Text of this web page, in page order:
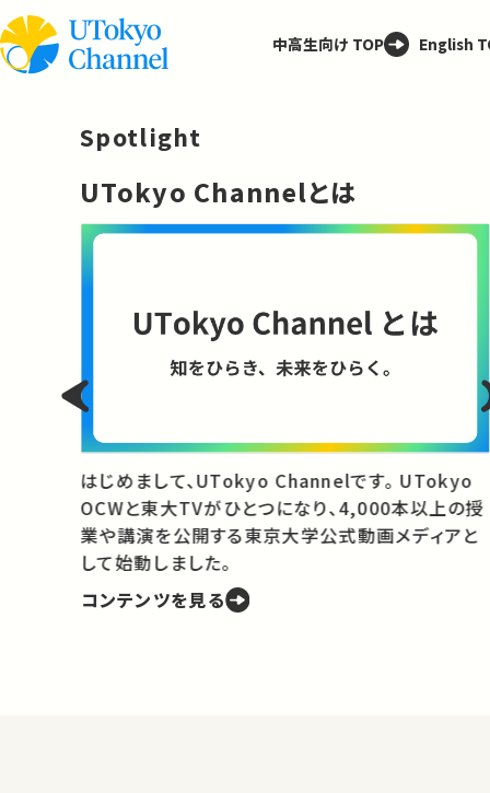
中高生向け TOP English
Spotlight
UTokyo Channelとは
はじめまして、UTokyo Channelです。 UTokyo
OCWと東大TVがひとつになり、4,000本以上の授
業や講演を公開する東京大学公式動画メディアと
して始動しました。
コンテンツを見る